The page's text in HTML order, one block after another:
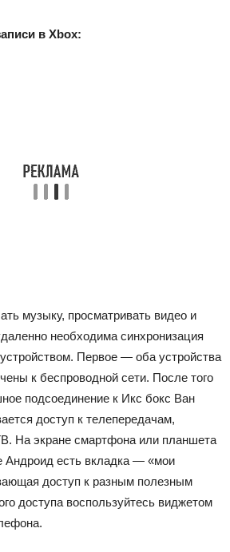
в Xbox:
музыку, просматривать видео и
необходима синхронизация
Первое — оба устройства
к беспроводной сети. После того
подсоединение к Икс бокс Ван
доступ к телепередачам,
На экране смартфона или планшета
Андроид есть вкладка — «мои
доступ к разным полезным
доступа воспользуйтесь виджетом